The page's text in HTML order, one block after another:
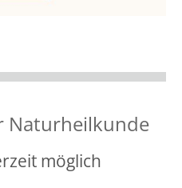
Naturheilkunde
möglich